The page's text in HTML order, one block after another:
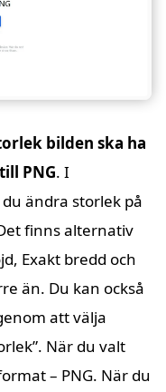
bilden ska ha
PNG. I
ändra storlek på
finns alternativ
Exakt bredd och
än. Du kan också
att välja
När du valt
– PNG. När du